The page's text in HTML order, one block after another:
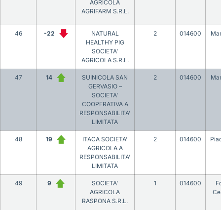
AGRICOLA
AGRIFARM S.R.L.
46 -22
NATURAL
HEALTHY PIG
SOCIETA’
AGRICOLA S.R.L.
2 014600
47 14
SUINICOLA SAN
GERVASIO –
SOCIETA’
COOPERATIVA A
RESPONSABILITA’
LIMITATA
2 014600
48 19
ITACA SOCIETA’
AGRICOLA A
RESPONSABILITA’
LIMITATA
2 014600
49 9
SOCIETA’
AGRICOLA
RASPONA S.R.L.
1 014600